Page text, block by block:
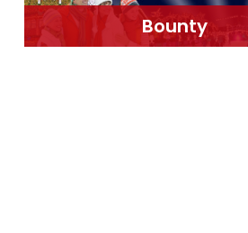
Bounty